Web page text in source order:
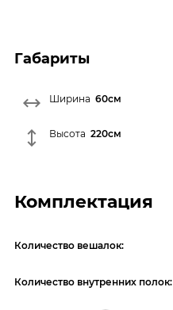
Габариты
Ширина 60см
Высота 220см
Комплектация
Количество вешалок:
Количество внутренних полок: